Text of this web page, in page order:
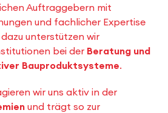
Auftraggebern mit
und fachlicher Expertise
unterstützen wir
bei der Beratung und
Bauproduktsysteme.
wir uns aktiv in der
und trägt so zur